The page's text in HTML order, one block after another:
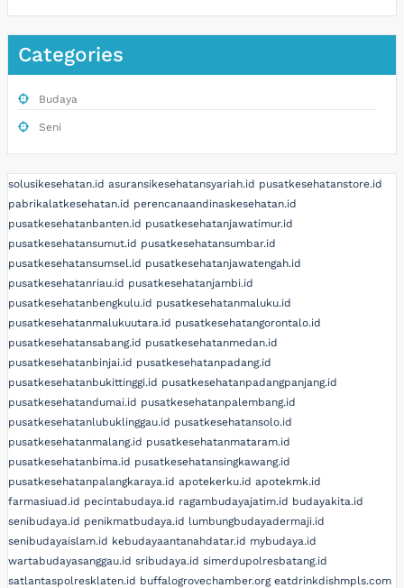
Categories
Budaya
Seni
solusikesehatan.id asuransikesehatansyariah.id pusatkesehatanstore.id
pabrikalatkesehatan.id perencanaandinaskesehatan.id
pusatkesehatanbanten.id pusatkesehatanjawatimur.id
pusatkesehatansumut.id pusatkesehatansumbar.id
pusatkesehatansumsel.id pusatkesehatanjawatengah.id
pusatkesehatanriau.id pusatkesehatanjambi.id
pusatkesehatanbengkulu.id pusatkesehatanmaluku.id
pusatkesehatanmalukuutara.id pusatkesehatangorontalo.id
pusatkesehatansabang.id pusatkesehatanmedan.id
pusatkesehatanbinjai.id pusatkesehatanpadang.id
pusatkesehatanbukittinggi.id pusatkesehatanpadangpanjang.id
pusatkesehatandumai.id pusatkesehatanpalembang.id
pusatkesehatanlubuklinggau.id pusatkesehatansolo.id
pusatkesehatanmalang.id pusatkesehatanmataram.id
pusatkesehatanbima.id pusatkesehatansingkawang.id
pusatkesehatanpalangkaraya.id apotekerku.id apotekmk.id
farmasiuad.id pecintabudaya.id ragambudayajatim.id budayakita.id
senibudaya.id penikmatbudaya.id lumbungbudayadermaji.id
senibudayaislam.id kebudayaantanahdatar.id mybudaya.id
wartabudayasanggau.id sribudaya.id simerdupolresbatang.id
satlantaspolresklaten.id buffalogrovechamber.org eatdrinkdishmpls.com